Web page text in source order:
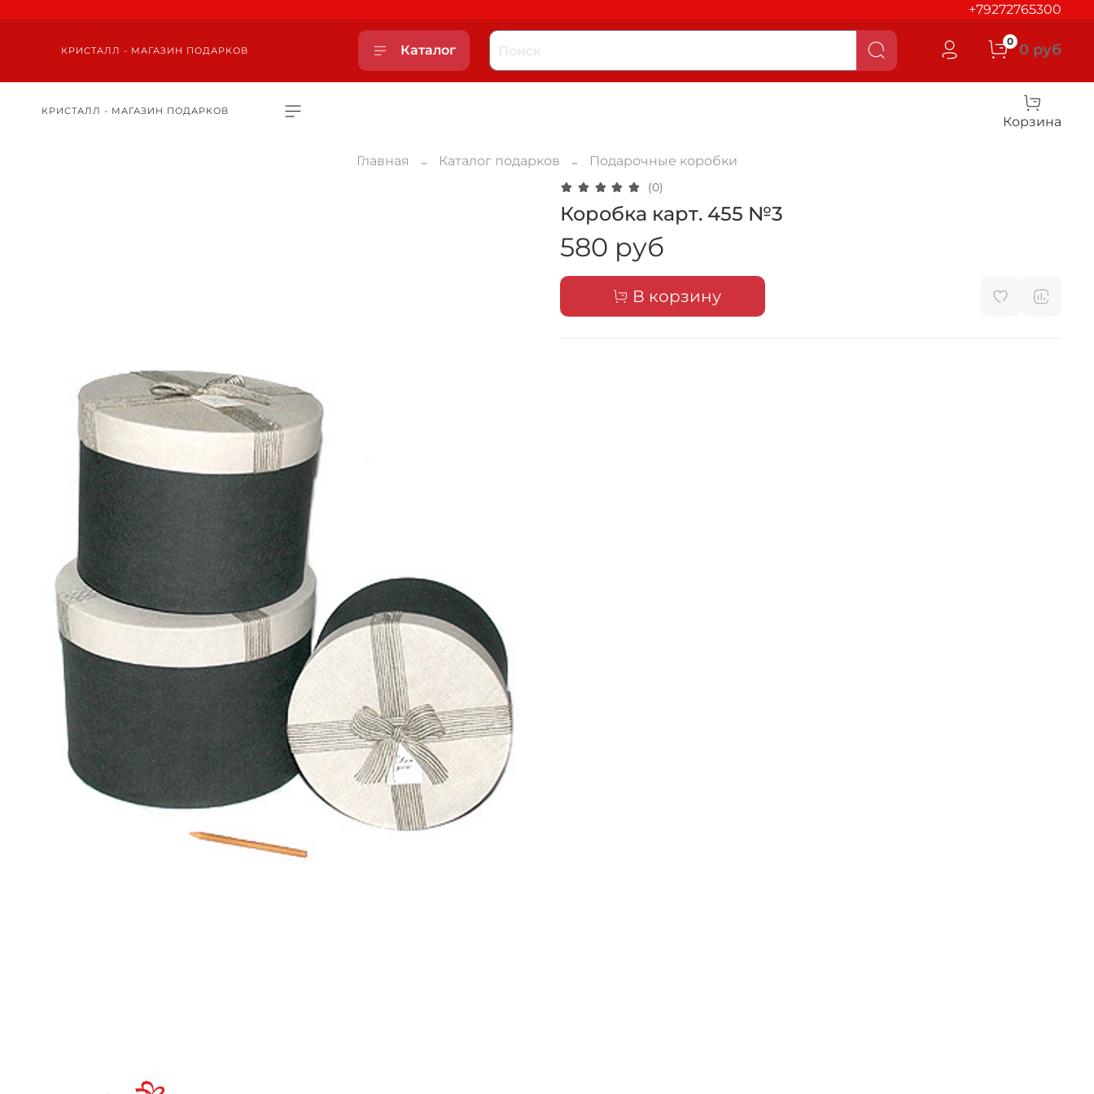
+79272765300
КРИСТАЛЛ - МАГАЗИН ПОДАРКОВ Каталог
0 0 руб
КРИСТАЛЛ - МАГАЗИН ПОДАРКОВ
Корзина
Главная Каталог подарков Подарочные коробки
(0)
Коробка карт. 455 №3
580 руб
В корзину